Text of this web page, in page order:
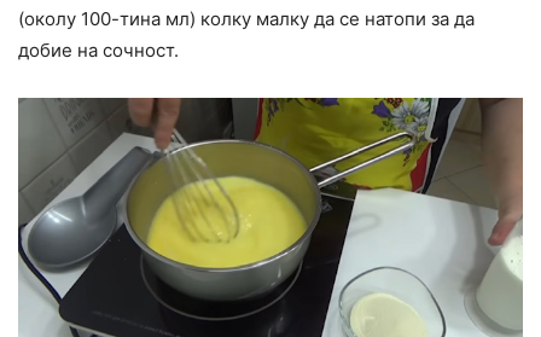
(околу 100-тина мл) колку малку да се натопи за да
добие на сочност.